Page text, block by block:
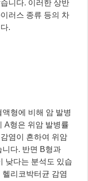
니다. 이러한 상반
러스 종류 등의 차
.
형에 비해 암 발병
A형은 위암 발병률
염이 흔하여 위암
니다. 반면 B형과
낮다는 분석도 있습
리코박터균 감염